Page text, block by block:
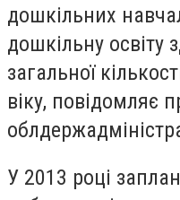
дошкільних
дошкільну освіту
загальної
віку, повідомляє
У 2013 році